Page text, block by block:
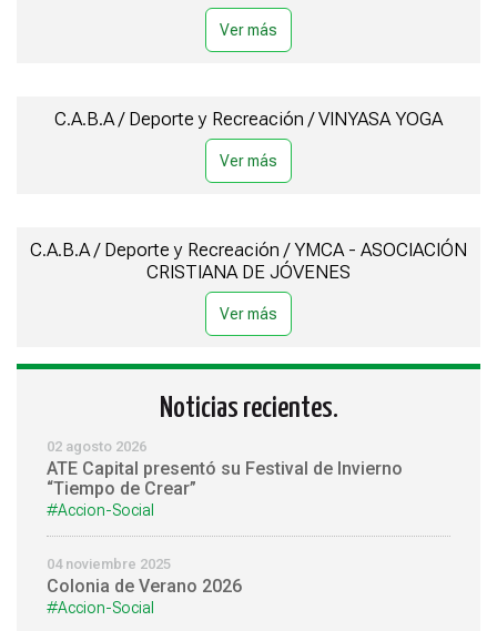
C.A.B.A / Deporte y Recreación / VINYASA YOGA
C.A.B.A / Deporte y Recreación / YMCA - ASOCIACIÓN
CRISTIANA DE JÓVENES
Noticias recientes.
02 agosto 2026
ATE Capital presentó su Festival de Invierno
“Tiempo de Crear”
#Accion-Social
04 noviembre 2025
Colonia de Verano 2026
#Accion-Social